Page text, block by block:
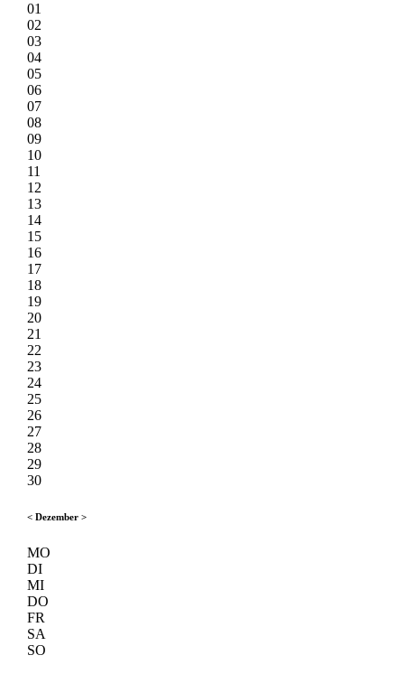
01
02
03
04
05
06
07
08
09
10
11
12
13
14
15
16
17
18
19
20
21
22
23
24
25
26
27
28
29
30
< Dezember >
MO
DI
MI
DO
FR
SA
SO